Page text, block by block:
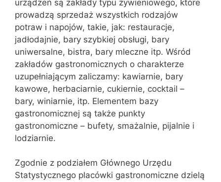
urządzeń są zakłady typu żywieniowego, które
prowadzą sprzedaż wszystkich rodzajów
potraw i napojów, takie, jak: restauracje,
jadłodajnie, bary szybkiej obsługi, bary
uniwersalne, bistra, bary mleczne itp. Wśród
zakładów gastronomicznych o charakterze
uzupełniającym zaliczamy: kawiarnie, bary
kawowe, herbaciarnie, cukiernie, cocktail –
bary, winiarnie, itp. Elementem bazy
gastronomicznej są także punkty
gastronomiczne – bufety, smażalnie, pijalnie i
lodziarnie.
Zgodnie z podziałem Głównego Urzędu
Statystycznego placówki gastronomiczne dzielą